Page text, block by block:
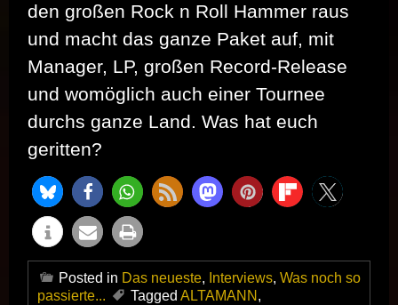
den großen Rock n Roll Hammer raus
und macht das ganze Paket auf, mit
Manager, LP, großen Record-Release
und womöglich auch einer Tournee
durchs ganze Land. Was hat euch
geritten?
Posted in Das neueste, Interviews, Was noch so
passierte...
Tagged ALTAMANN ,